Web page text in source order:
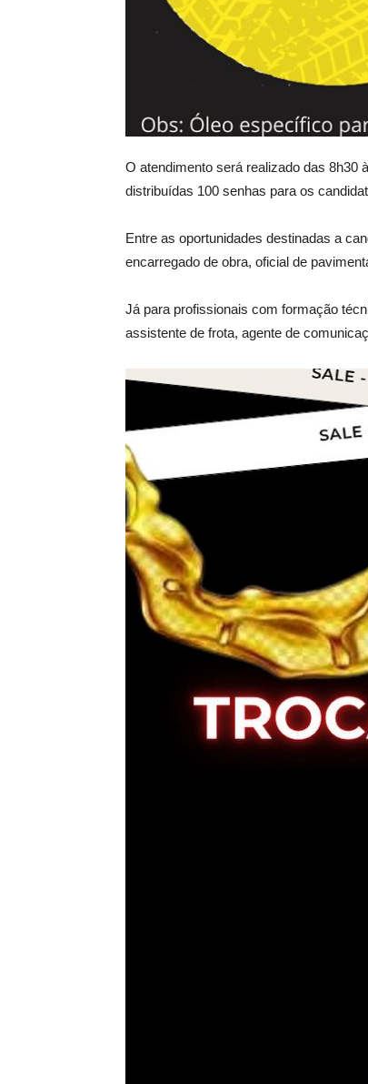
O atendimento será realizado das 8h30
distribuídas 100 senhas para os
Entre as oportunidades destinadas a
encarregado de obra, oficial de
Já para profissionais com formação
assistente de frota, agente de